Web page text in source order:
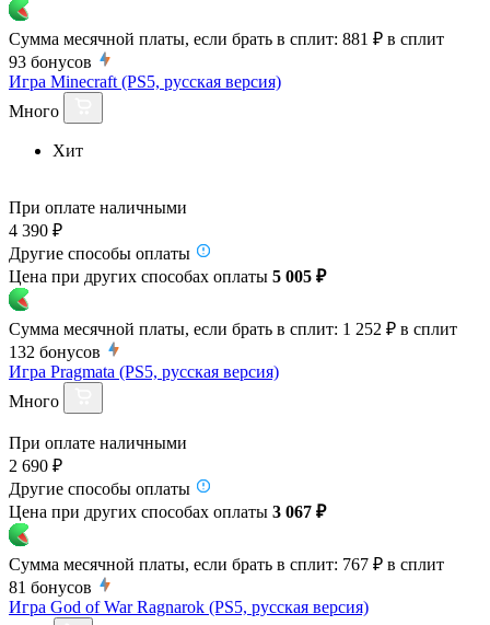
Сумма месячной платы, если брать в сплит: 881 ₽ в сплит
93 бонусов
Игра Minecraft (PS5, русская версия)
Много
Хит
При оплате наличными
4 390 ₽
Другие способы оплаты
Цена при других способах оплаты 5 005 ₽
Сумма месячной платы, если брать в сплит: 1 252 ₽ в сплит
132 бонусов
Игра Pragmata (PS5, русская версия)
Много
При оплате наличными
2 690 ₽
Другие способы оплаты
Цена при других способах оплаты 3 067 ₽
Сумма месячной платы, если брать в сплит: 767 ₽ в сплит
81 бонусов
Игра God of War Ragnarok (PS5, русская версия)